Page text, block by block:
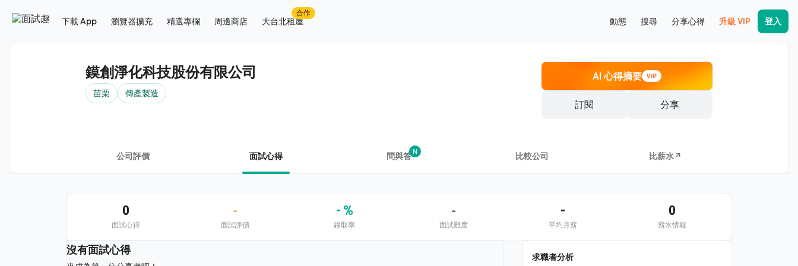
下載 App 瀏覽器擴充 精選專欄 周邊商店 大台北租屋
合作
動態 搜尋 分享心得 升級 VIP 登入
鏌創淨化科技股份有限公司
苗栗 傳產製造
AI 心得摘要 VIP
訂閱 分享
公司評價 面試心得 問與答N 比較公司 比薪水↗
0
面試心得
-
面試評價
- %
錄取率
-
面試難度
-
平均月薪
0
薪水情報
沒有面試心得
求職者分析